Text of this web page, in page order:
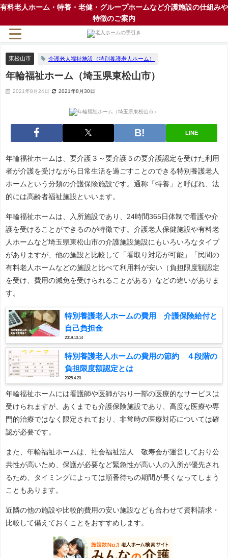
有料老人ホーム・特養・老健・グループホームなど介護施設の仕組みや
特徴のご案内
東松山市 介護老人福祉施設（特別養護老人ホーム）
年輪福祉ホーム（埼玉県東松山市）
2021年8月24日 2021年8月30日
LINE
年輪福祉ホームは、要介護３～要介護５の要介護認定を受けた利用
者が介護を受けながら日常生活を過ごすことのできる特別養護老人
ホームという分類の介護保険施設です。通称「特養」と呼ばれ、法
的には高齢者福祉施設といいます。
年輪福祉ホームは、入所施設であり、24時間365日体制で看護や介
護を受けることができるのが特徴です。介護老人保健施設や有料老
人ホームなど埼玉県東松山市の介護施設施設にもいろいろなタイプ
がありますが、他の施設と比較して「看取り対応が可能」「民間の
有料老人ホームなどの施設と比べて利用料が安い（負担限度額認定
を受け、費用の減免を受けられることがある）などの違いがありま
す。
特別養護老人ホームの費用 介護保険給付と
自己負担金
2019.10.14
特別養護老人ホームの費用の節約 ４段階の
負担限度額認定とは
2025.4.20
年輪福祉ホームには看護師や医師がおり一部の医療的なサービスは
受けられますが、あくまでも介護保険施設であり、高度な医療や専
門的治療ではなく限定されており、非常時の医療対応については確
認が必要です。
また、年輪福祉ホームは、社会福祉法人 敬寿会が運営しており公
共性が高いため、保護が必要など緊急性が高い人の入所が優先され
るため、タイミングによっては順番待ちの期間が長くなってしまう
こともあります。
近隣の他の施設や比較的費用の安い施設なども合わせて資料請求・
比較して備えておくことをおすすめします。